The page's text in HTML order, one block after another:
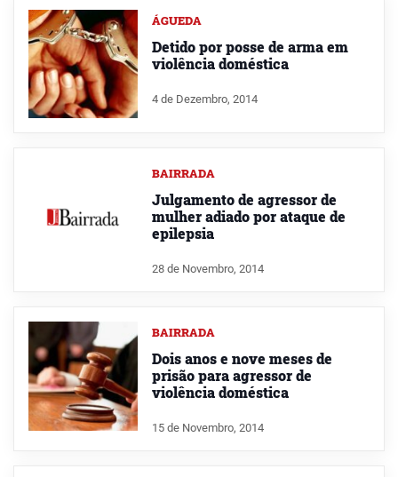
ÁGUEDA
Detido por posse de arma em
violência doméstica
4 de Dezembro, 2014
BAIRRADA
Julgamento de agressor de
mulher adiado por ataque de
epilepsia
28 de Novembro, 2014
BAIRRADA
Dois anos e nove meses de
prisão para agressor de
violência doméstica
15 de Novembro, 2014